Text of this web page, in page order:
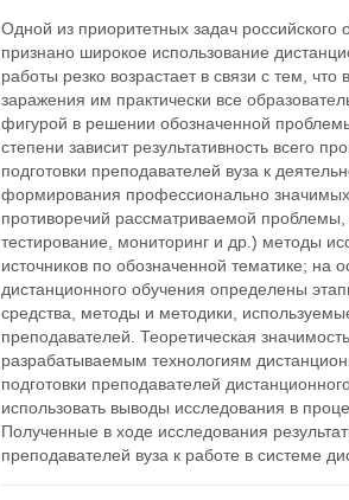
Одной из приоритетных задач
признано широкое использование
работы резко возрастает в связи с тем,
заражения им практически все
фигурой в решении обозначенной
степени зависит результативность всего
подготовки преподавателей вуза к
формирования профессионально значимых
противоречий рассматриваемой
тестирование, мониторинг и др.) методы
источников по обозначенной тематике; на
дистанционного обучения определены
средства, методы и методики,
преподавателей. Теоретическая
разрабатываемым технологиям
подготовки преподавателей
использовать выводы исследования в
Полученные в ходе исследования
преподавателей вуза к работе в системе